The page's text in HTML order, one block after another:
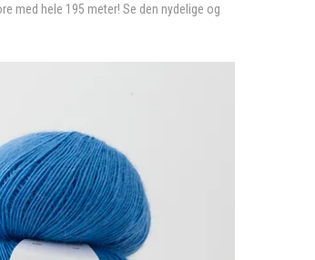
med hele 195 meter! Se den nydelige og